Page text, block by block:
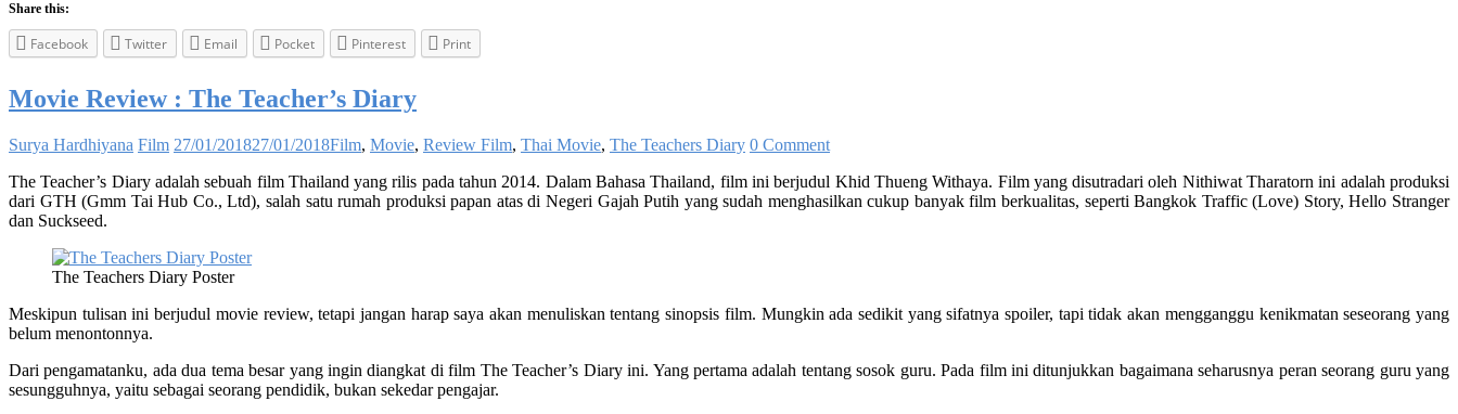
Share this:
Facebook Twitter Email Pocket Pinterest Print
Movie Review : The Teacher’s Diary
Surya Hardhiyana Film 27/01/201827/01/2018Film, Movie, Review Film, Thai Movie, The Teachers Diary 0 Comment
The Teacher’s Diary adalah sebuah film Thailand yang rilis pada tahun 2014. Dalam Bahasa Thailand, film ini berjudul Khid Thueng Withaya. Film yang disutradari oleh Nithiwat Tharatorn ini adalah produksi
dari GTH (Gmm Tai Hub Co., Ltd), salah satu rumah produksi papan atas di Negeri Gajah Putih yang sudah menghasilkan cukup banyak film berkualitas, seperti Bangkok Traffic (Love) Story, Hello Stranger
dan Suckseed.
The Teachers Diary Poster
Meskipun tulisan ini berjudul movie review, tetapi jangan harap saya akan menuliskan tentang sinopsis film. Mungkin ada sedikit yang sifatnya spoiler, tapi tidak akan mengganggu kenikmatan seseorang yang
belum menontonnya.
Dari pengamatanku, ada dua tema besar yang ingin diangkat di film The Teacher’s Diary ini. Yang pertama adalah tentang sosok guru. Pada film ini ditunjukkan bagaimana seharusnya peran seorang guru yang
sesungguhnya, yaitu sebagai seorang pendidik, bukan sekedar pengajar.